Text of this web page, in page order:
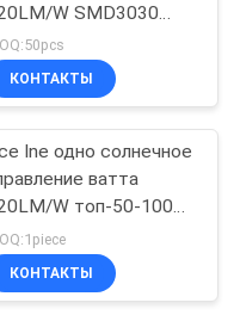
101
W SMD3030
PIR солнечный
КОНТАКТЫ
Ine одно солнечное
ватта
W топ-50-100
светов СИД
КОНТАКТЫ